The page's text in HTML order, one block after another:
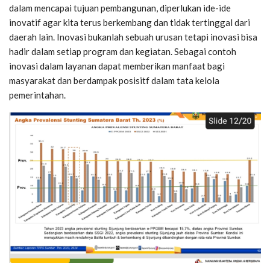
dalam mencapai tujuan pembangunan, diperlukan ide-ide
inovatif agar kita terus berkembang dan tidak tertinggal dari
daerah lain. Inovasi bukanlah sebuah urusan tetapi inovasi bisa
hadir dalam setiap program dan kegiatan. Sebagai contoh
inovasi dalam layanan dapat memberikan manfaat bagi
masyarakat dan berdampak posisitf dalam tata kelola
pemerintahan.